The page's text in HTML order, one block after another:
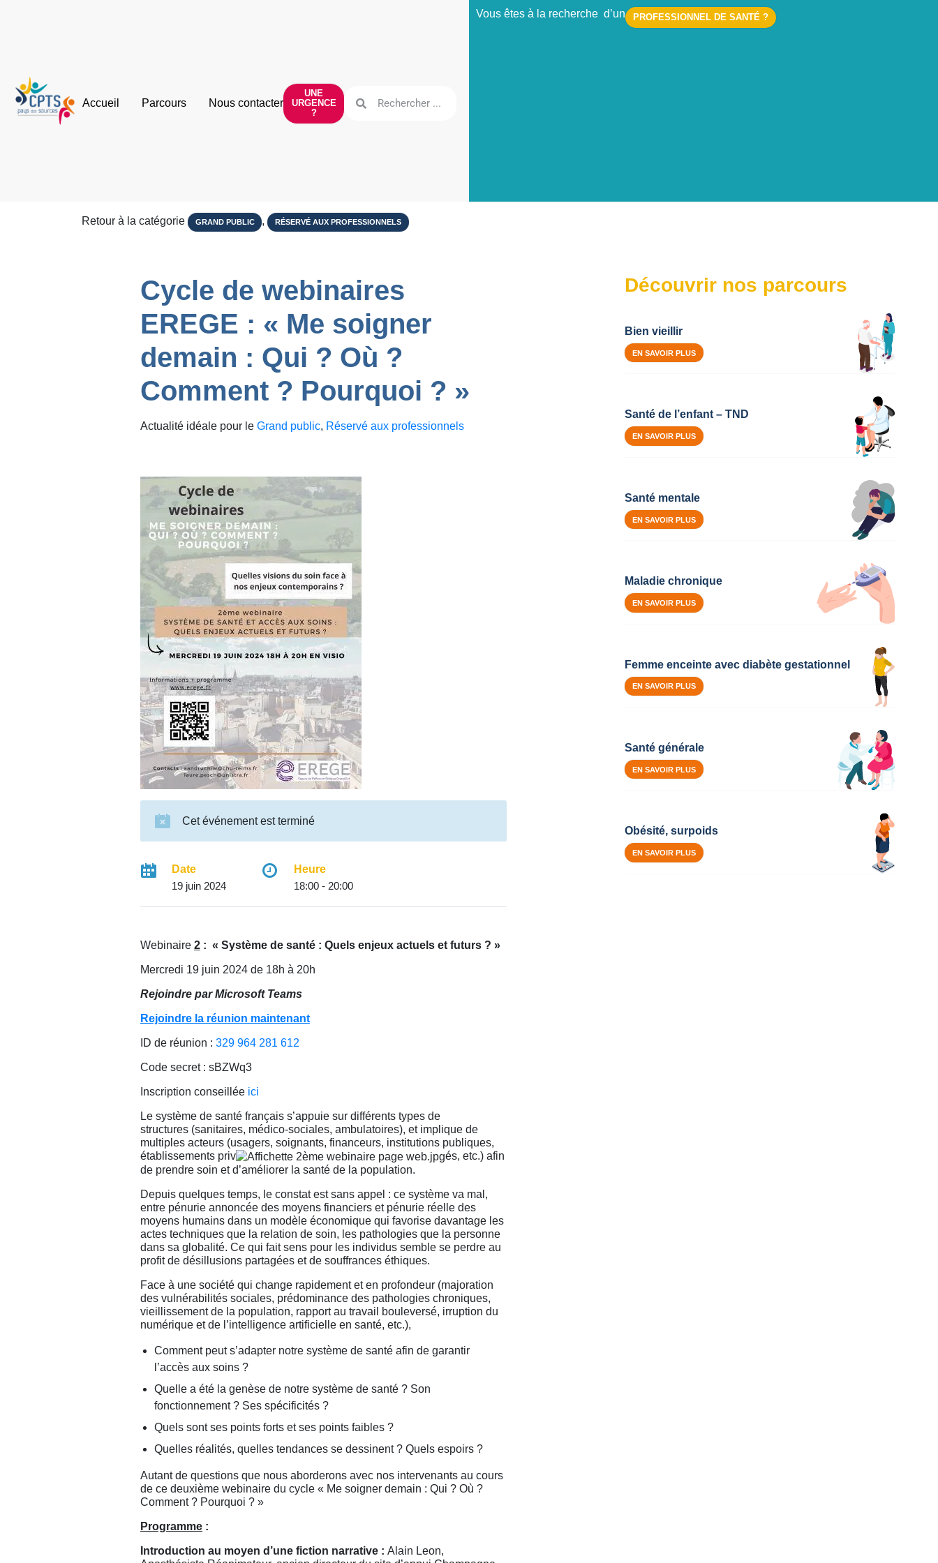
Accueil Parcours Nous contacter
UNE
URGENCE
?
Vous êtes à la recherche d’un PROFESSIONNEL DE SANTÉ ?
Retour à la catégorie GRAND PUBLIC , RÉSERVÉ AUX PROFESSIONNELS
Cycle de webinaires
EREGE : « Me soigner
demain : Qui ? Où ?
Comment ? Pourquoi ? »
Actualité idéale pour le Grand public, Réservé aux professionnels
Cet événement est terminé
Date
19 juin 2024
Heure
18:00 - 20:00
Webinaire 2: « Système de santé : Quels enjeux actuels et futurs ? »
Mercredi 19 juin 2024 de 18h à 20h
Rejoindre par Microsoft Teams
Rejoindre la réunion maintenant
ID de réunion : 329 964 281 612
Code secret : sBZWq3
Inscription conseillée ici
Le système de santé français s’appuie sur différents types de
structures (sanitaires, médico-sociales, ambulatoires), et implique de
multiples acteurs (usagers, soignants, financeurs, institutions publiques,
établissements priv
és, etc.) afin
de prendre soin et d’améliorer la santé de la population.
Depuis quelques temps, le constat est sans appel : ce système va mal,
entre pénurie annoncée des moyens financiers et pénurie réelle des
moyens humains dans un modèle économique qui favorise davantage les
actes techniques que la relation de soin, les pathologies que la personne
dans sa globalité. Ce qui fait sens pour les individus semble se perdre au
profit de désillusions partagées et de souffrances éthiques.
Face à une société qui change rapidement et en profondeur (majoration
des vulnérabilités sociales, prédominance des pathologies chroniques,
vieillissement de la population, rapport au travail bouleversé, irruption du
numérique et de l’intelligence artificielle en santé, etc.),
Comment peut s’adapter notre système de santé afin de garantir
l’accès aux soins ?
Quelle a été la genèse de notre système de santé ? Son
fonctionnement ? Ses spécificités ?
Quels sont ses points forts et ses points faibles ?
Quelles réalités, quelles tendances se dessinent ? Quels espoirs ?
Autant de questions que nous aborderons avec nos intervenants au cours
de ce deuxième webinaire du cycle « Me soigner demain : Qui ? Où ?
Comment ? Pourquoi ? »
Programme:
Introduction au moyen d’une fiction narrative : Alain Leon,
Découvrir nos parcours
Bien vieillir
EN SAVOIR PLUS
Santé de l’enfant – TND
EN SAVOIR PLUS
Santé mentale
EN SAVOIR PLUS
Maladie chronique
EN SAVOIR PLUS
Femme enceinte avec diabète gestationnel
EN SAVOIR PLUS
Santé générale
EN SAVOIR PLUS
Obésité, surpoids
EN SAVOIR PLUS